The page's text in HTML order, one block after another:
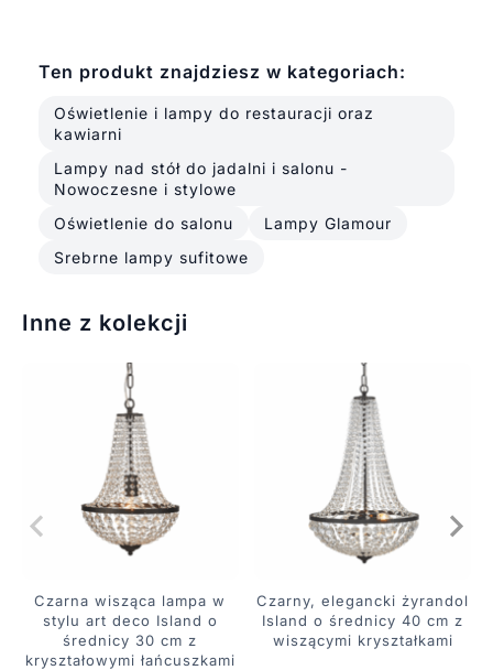
Ten produkt znajdziesz w kategoriach:
Oświetlenie i lampy do restauracji oraz
kawiarni
Lampy nad stół do jadalni i salonu -
Nowoczesne i stylowe
Oświetlenie do salonu
Lampy Glamour
Srebrne lampy sufitowe
Inne z kolekcji
Czarna wisząca lampa w
stylu art deco Island o
średnicy 30 cm z
kryształowymi łańcuszkami
Czarny, elegancki żyrandol
Island o średnicy 40 cm z
wiszącymi kryształkami